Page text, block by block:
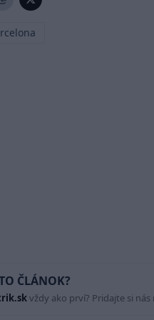
ČLÁNOK?
vždy ako prví? Pridajte si nás